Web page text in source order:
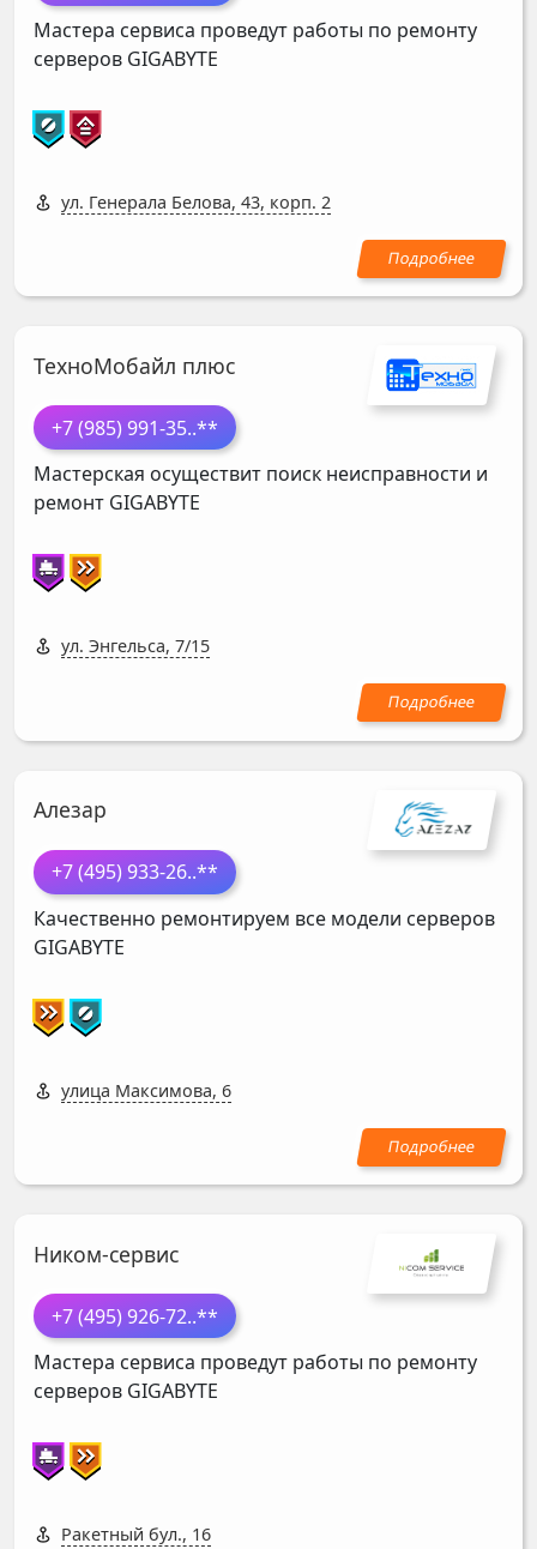
Мастера сервиса проведут работы по ремонту
серверов GIGABYTE
ул. Генерала Белова, 43, корп. 2
ТехноМобайл плюс
+7 (985) 991-35..**
Мастерская осуществит поиск неисправности и
ремонт GIGABYTE
ул. Энгельса, 7/15
Алезар
+7 (495) 933-26..**
Качественно ремонтируем все модели серверов
GIGABYTE
улица Максимова, 6
Ником-сервис
+7 (495) 926-72..**
Мастера сервиса проведут работы по ремонту
серверов GIGABYTE
Ракетный бул., 16